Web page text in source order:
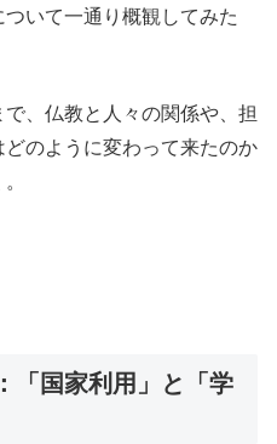
いて一通り概観してみた
、仏教と人々の関係や、担
のように変わって来たのか
「国家利用」と「学